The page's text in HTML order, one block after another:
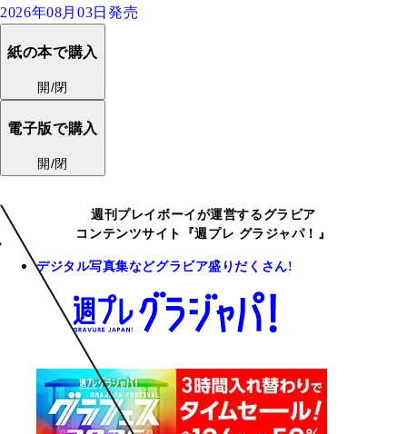
2026年08月03日発売
紙の本で購入
開/閉
電子版で購入
開/閉
週刊プレイボーイが運営するグラビア
コンテンツサイト『週プレ グラジャパ！』
デジタル写真集などグラビア盛りだくさん!